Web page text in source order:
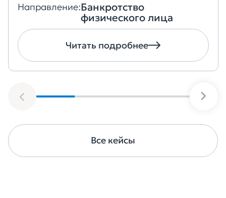
Направление:Банкротство
физического лица
Читать подробнее
Все кейсы